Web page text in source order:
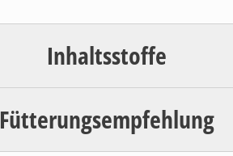
Inhaltsstoffe
Fütterungsempfehlung